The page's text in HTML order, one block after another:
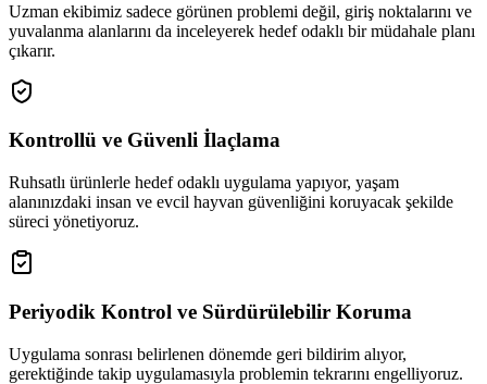
Uzman ekibimiz sadece görünen problemi değil, giriş noktalarını ve
yuvalanma alanlarını da inceleyerek hedef odaklı bir müdahale planı
çıkarır.
Kontrollü ve Güvenli İlaçlama
Ruhsatlı ürünlerle hedef odaklı uygulama yapıyor, yaşam
alanınızdaki insan ve evcil hayvan güvenliğini koruyacak şekilde
süreci yönetiyoruz.
Periyodik Kontrol ve Sürdürülebilir Koruma
Uygulama sonrası belirlenen dönemde geri bildirim alıyor,
gerektiğinde takip uygulamasıyla problemin tekrarını engelliyoruz.